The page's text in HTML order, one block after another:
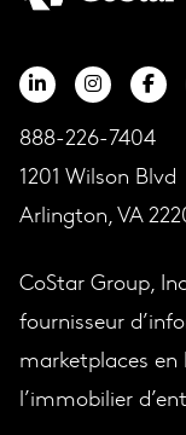
888-226-7404
1201 Wilson Blvd
Arlington, VA
CoStar Group,
fournisseur
marketplaces en
l’immobilier